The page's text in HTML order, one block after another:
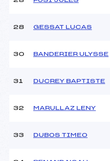
28 GESSAT LUCAS
30 BANDERIER ULYSSE
31 DUCREY BAPTISTE
32 MARULLAZ LENY
33 DUBOS TIMEO